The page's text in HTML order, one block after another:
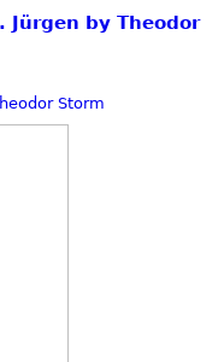
Jürgen by Theodor
Storm